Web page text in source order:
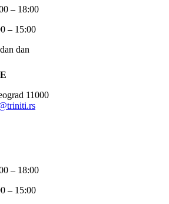
– 18:00
– 15:00
dan
11000
– 18:00
– 15:00